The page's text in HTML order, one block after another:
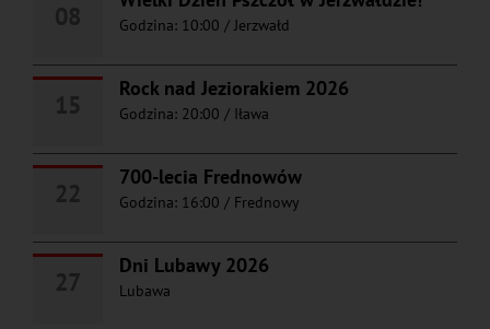
Godzina: 10:00 / Jerzwałd
Rock nad Jeziorakiem 2026
Godzina: 20:00 / Iława
700-lecia Frednowów
Godzina: 16:00 / Frednowy
Dni Lubawy 2026
Lubawa